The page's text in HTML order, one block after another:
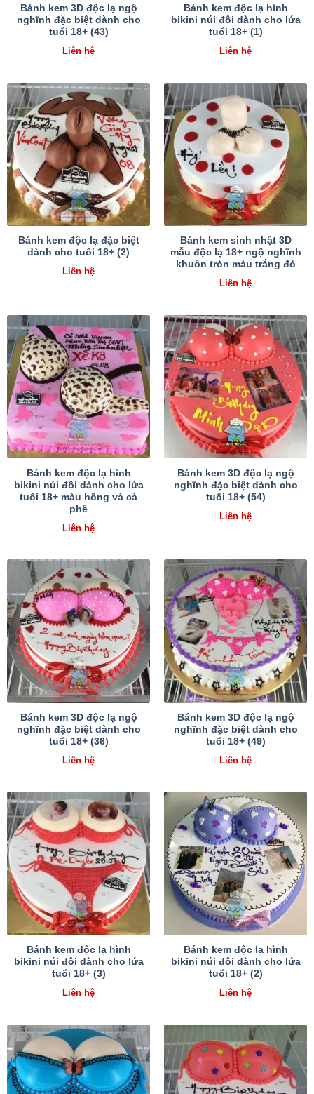
Bánh kem 3D độc lạ ngộ
nghĩnh đặc biệt dành cho
tuổi 18+ (43)
Liên hệ
Bánh kem độc lạ hình
bikini núi đôi dành cho lứa
tuổi 18+ (1)
Liên hệ
Bánh kem độc lạ đặc biệt
dành cho tuổi 18+ (2)
Liên hệ
Bánh kem sinh nhật 3D
mẫu độc lạ 18+ ngộ nghĩnh
khuôn tròn màu trắng đỏ
Liên hệ
Bánh kem độc lạ hình
bikini núi đôi dành cho lứa
tuổi 18+ màu hồng và cà
phê
Liên hệ
Bánh kem 3D độc lạ ngộ
nghĩnh đặc biệt dành cho
tuổi 18+ (54)
Liên hệ
Bánh kem 3D độc lạ ngộ
nghĩnh đặc biệt dành cho
tuổi 18+ (36)
Liên hệ
Bánh kem 3D độc lạ ngộ
nghĩnh đặc biệt dành cho
tuổi 18+ (49)
Liên hệ
Bánh kem độc lạ hình
bikini núi đôi dành cho lứa
tuổi 18+ (3)
Liên hệ
Bánh kem độc lạ hình
bikini núi đôi dành cho lứa
tuổi 18+ (2)
Liên hệ